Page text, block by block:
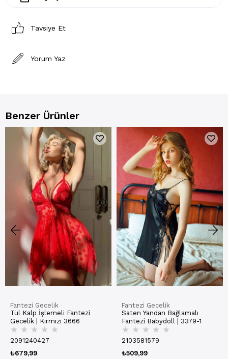
Tavsiye Et
Yorum Yaz
Benzer Ürünler
Fantezi Gecelik
Tül Kalp İşlemeli Fantezi
Gecelik | Kırmızı 3666
★ ★ ★ ★ ★
2091240427
₺679,99
Fantezi Gecelik
Saten Yandan Bağlamalı
Fantezi Babydoll | 3379-1
★ ★ ★ ★ ★
2103581579
₺509,99